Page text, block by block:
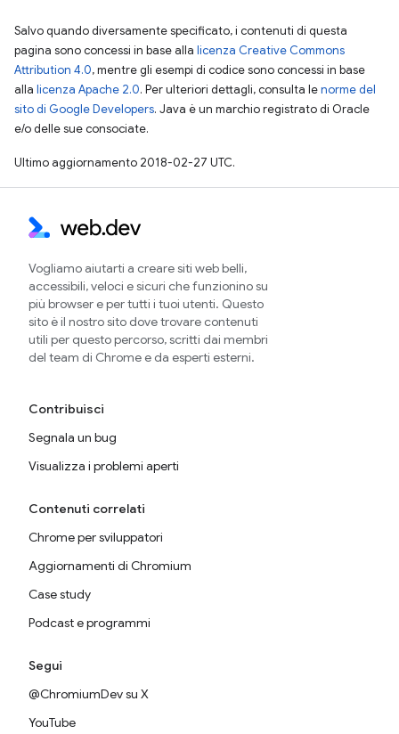
Salvo quando diversamente specificato, i contenuti di questa
pagina sono concessi in base alla licenza Creative Commons
Attribution 4.0, mentre gli esempi di codice sono concessi in base
alla licenza Apache 2.0. Per ulteriori dettagli, consulta lenorme del
sito di Google Developers. Java è un marchio registrato di Oracle
e/o delle sue consociate.
Ultimo aggiornamento 2018-02-27 UTC.
Vogliamo aiutarti a creare siti web belli,
accessibili, veloci e sicuri che funzionino su
più browser e per tutti i tuoi utenti. Questo
sito è il nostro sito dove trovare contenuti
utili per questo percorso, scritti dai membri
del team di Chrome e da esperti esterni.
Contribuisci
Segnala un bug
Visualizza i problemi aperti
Contenuti correlati
Chrome per sviluppatori
Aggiornamenti di Chromium
Case study
Podcast e programmi
Segui
@ChromiumDev su X
YouTube